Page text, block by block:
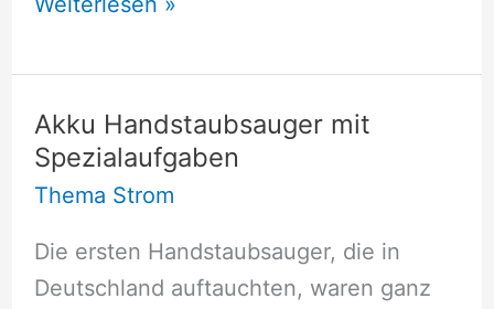
Wintergarten
Akku Handstaubsauger mit
Spezialaufgaben
Thema Strom
Die ersten Handstaubsauger, die in
Deutschland auftauchten, waren ganz